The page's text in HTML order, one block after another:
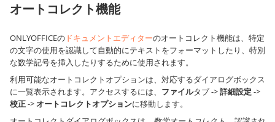
オートコレクト機能
ONLYOFFICEの ドキュメントエディターのオートコレクト機能は、特定
の文字の使用を認識して自動的にテキストをフォーマットしたり、特別
な数学記号を挿入したりするために使用されます。
利用可能なオートコレクトオプションは、対応するダイアログボックス
に一覧表示されます。アクセスするには、 ファイルタブ ->詳細設定 ->
校正->オートコレクトオプションに移動します。